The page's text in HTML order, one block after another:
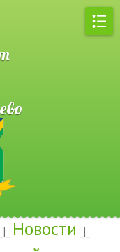
_|_ Новости _|_